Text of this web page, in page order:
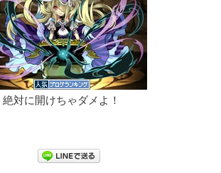
絶対に開けちゃダメよ！